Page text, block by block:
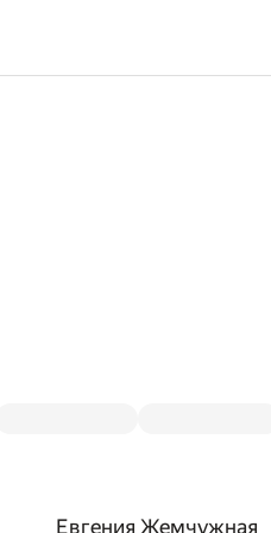
Евгения Жемчужная